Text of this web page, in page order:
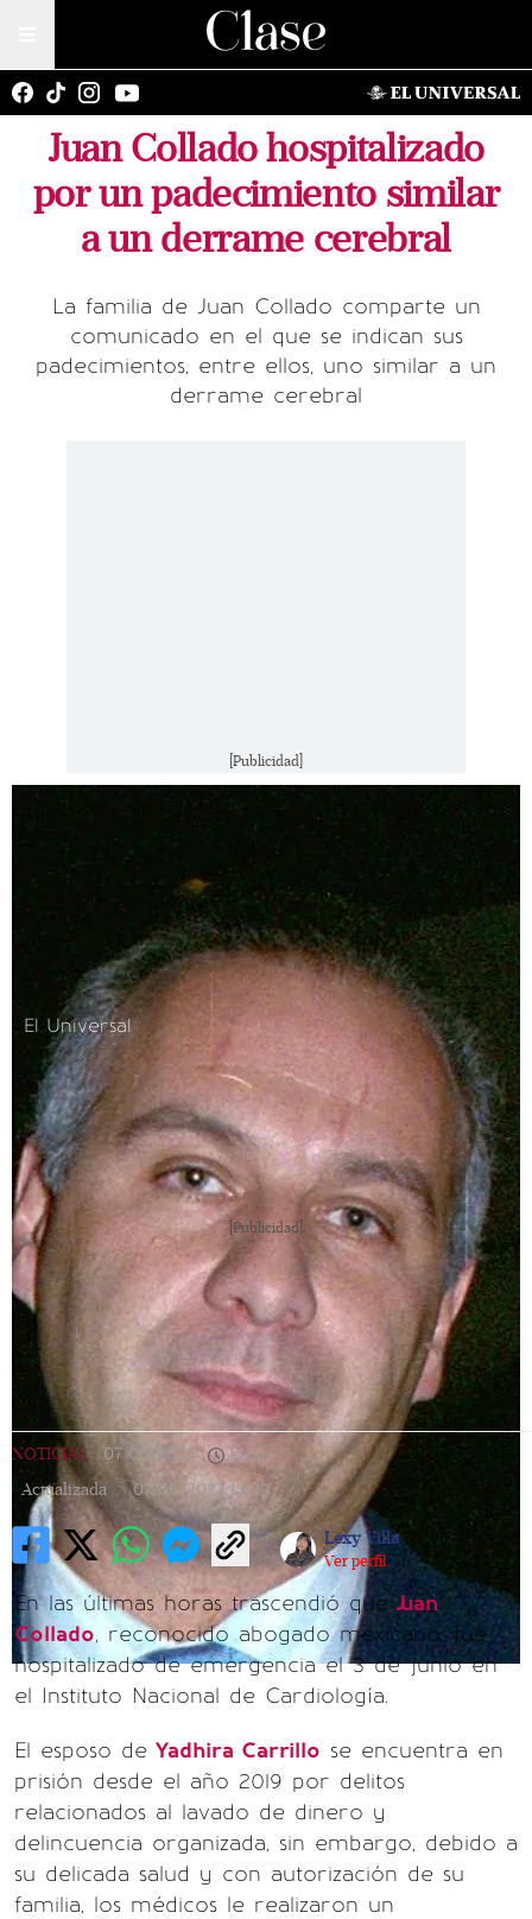
Juan Collado hospitalizado
por un padecimiento similar
a un derrame cerebral
La familia de Juan Collado comparte un
comunicado en el que se indican sus
padecimientos, entre ellos, uno similar a un
derrame cerebral
[Publicidad]
El Universal
[Publicidad]
NOTICIAS 07/06/2023 | 13:55
Actualizada
07/06/2023 14:02
Lexy Villa
Ver perfil
En las últimas horas trascendió que Juan
Collado, reconocido abogado mexicano, fue
hospitalizado de emergencia el 3 de junio en
el Instituto Nacional de Cardiología.
El esposo de Yadhira Carrillo se encuentra en
prisión desde el año 2019 por delitos
relacionados al lavado de dinero y
delincuencia organizada, sin embargo, debido a
su delicada salud y con autorización de su
familia, los médicos le realizaron un